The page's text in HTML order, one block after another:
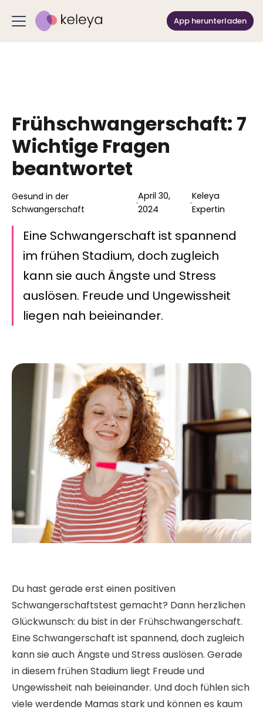
App herunterladen
Frühschwangerschaft: 7
Wichtige Fragen
beantwortet
Gesund in der
Schwangerschaft
·
April 30,
2024
·
Keleya
Expertin
Eine Schwangerschaft ist spannend
im frühen Stadium, doch zugleich
kann sie auch Ängste und Stress
auslösen. Freude und Ungewissheit
liegen nah beieinander.
Du hast gerade erst einen positiven
Schwangerschaftstest gemacht? Dann herzlichen
Glückwunsch: du bist in der Frühschwangerschaft.
Eine Schwangerschaft ist spannend, doch zugleich
kann sie auch Ängste und Stress auslösen. Gerade
in diesem frühen Stadium liegt Freude und
Ungewissheit nah beieinander. Und doch fühlen sich
viele werdende Mamas stark und können es kaum